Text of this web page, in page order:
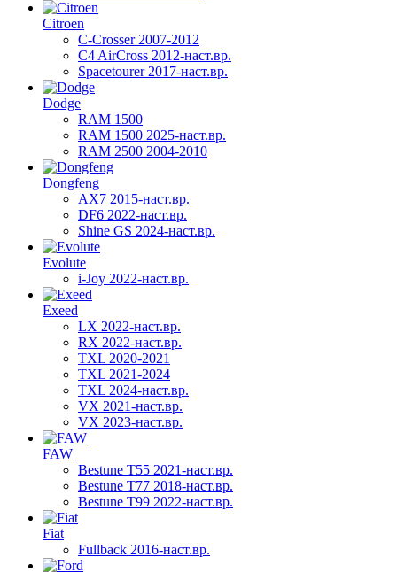
Citroen
C-Crosser 2007-2012
C4 AirCross 2012-наст.вр.
Spacetourer 2017-наст.вр.
Dodge
RAM 1500
RAM 1500 2025-наст.вр.
RAM 2500 2004-2010
Dongfeng
AX7 2015-наст.вр.
DF6 2022-наст.вр.
Shine GS 2024-наст.вр.
Evolute
i-Joy 2022-наст.вр.
Exeed
LX 2022-наст.вр.
RX 2022-наст.вр.
TXL 2020-2021
TXL 2021-2024
TXL 2024-наст.вр.
VX 2021-наст.вр.
VX 2023-наст.вр.
FAW
Bestune T55 2021-наст.вр.
Bestune T77 2018-наст.вр.
Bestune T99 2022-наст.вр.
Fiat
Fullback 2016-наст.вр.